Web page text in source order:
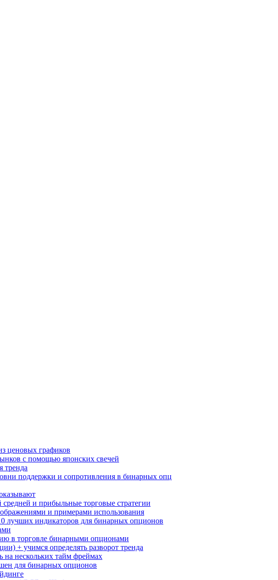
ценовых графиков
с помощью японских свечей
тренда
поддержки и сопротивления в бинарных опц
средней и прибыльные торговые стратегии
и примерами использования
лучших индикаторов для бинарных опционов
в торговле бинарными опционами
+ учимся определять разворот тренда
на нескольких тайм фреймах
для бинарных опционов